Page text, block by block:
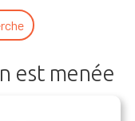
est menée